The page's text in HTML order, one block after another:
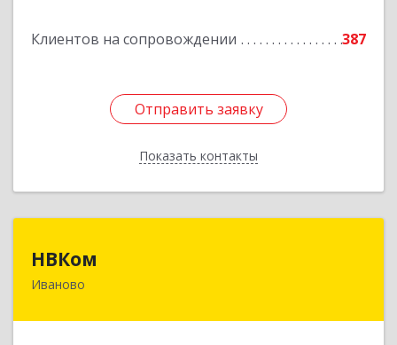
Клиентов на сопровождении 387
Отправить заявку
Показать контакты
Отправить заявку
Назад
НВКом
Иваново
153000, Ивановская обл, Иваново г, Аптечный